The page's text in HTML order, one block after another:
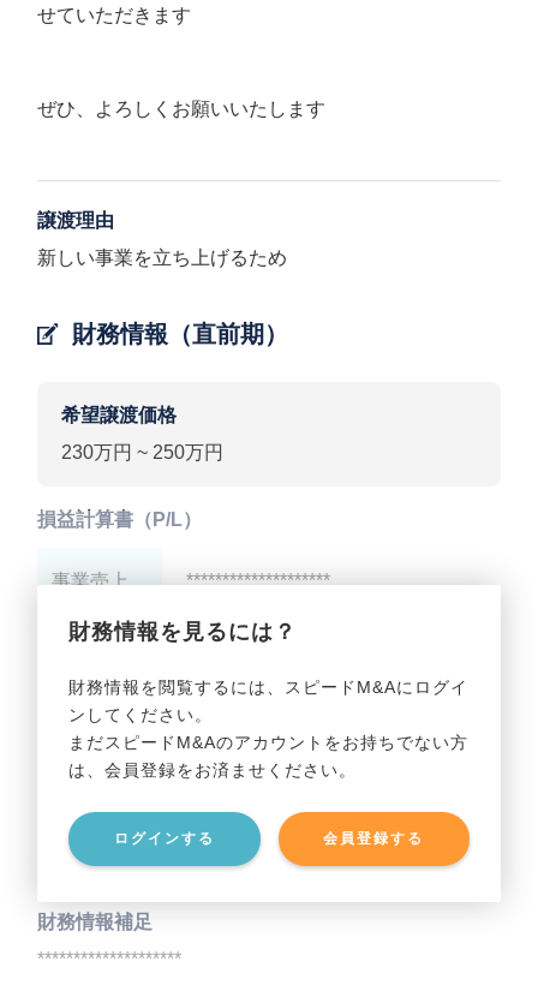
せていただきます
ぜひ、よろしくお願いいたします
譲渡理由
新しい事業を立ち上げるため
財務情報（直前期）
希望譲渡価格
230万円 ~ 250万円
財務情報を見るには？
財務情報を閲覧するには、スピードM&Aにログイ
ンしてください。
まだスピードM&Aのアカウントをお持ちでない方
は、会員登録をお済ませください。
ログインする 会員登録する
損益計算書（P/L）
事業売上 ********************
事業利益 ********************
貸借対照表（B/S）
事業資産 ********************
事業負債 ********************
財務情報補足
********************